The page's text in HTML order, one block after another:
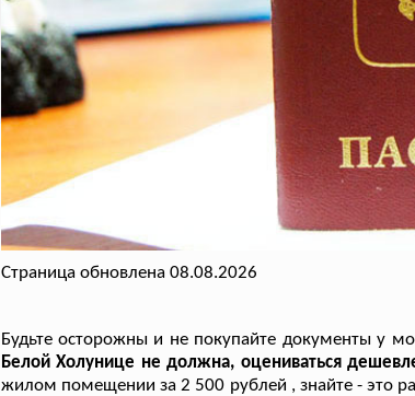
Страница обновлена 08.08.2026
Будьте осторожны и не покупайте документы у
Белой Холунице не должна, оцениваться
жилом помещении за 2 500 рублей , знайте - это